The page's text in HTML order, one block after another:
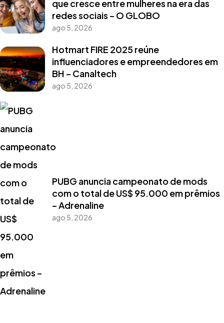
que cresce entre mulheres na era das
redes sociais – O GLOBO
ago 5, 2026
Hotmart FIRE 2025 reúne
influenciadores e empreendedores em
BH – Canaltech
ago 5, 2026
PUBG anuncia campeonato de mods
com o total de US$ 95.000 em prêmios
– Adrenaline
ago 5, 2026